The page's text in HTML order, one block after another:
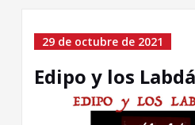
29 de octubre de 2021
Edipo y los